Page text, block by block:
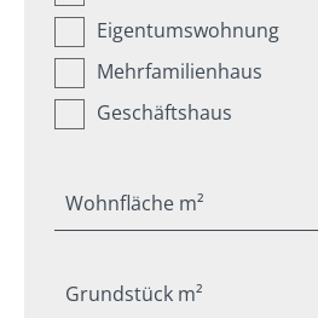
Eigentumswohnung
Mehrfamilienhaus
Geschäftshaus
Wohnfläche m²
Grundstück m²